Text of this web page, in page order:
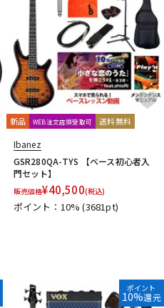
新品 WEB注文店頭受取可 送料無料
Ibanez
GSR280QA-TYS 【ベース初心者入
門セット】
販売価格¥40,500(税込)
ポイント：10%(3681pt)
ポイント
10%還元